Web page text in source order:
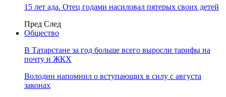
15 лет ада. Отец годами насиловал пятерых своих детей
Пред След
Общество
В Татарстане за год больше всего выросли тарифы на
почту и ЖКХ
Володин напомнил о вступающих в силу с августа
законах